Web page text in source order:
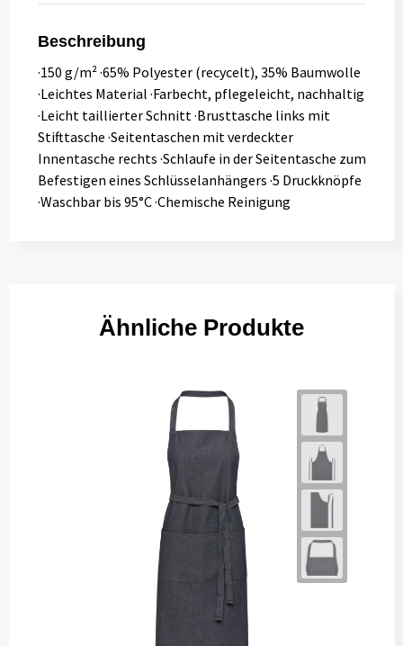
Beschreibung
·150 g/m² ·65% Polyester (recycelt), 35% Baumwolle
·Leichtes Material ·Farbecht, pflegeleicht, nachhaltig
·Leicht taillierter Schnitt ·Brusttasche links mit
Stifttasche ·Seitentaschen mit verdeckter
Innentasche rechts ·Schlaufe in der Seitentasche zum
Befestigen eines Schlüsselanhängers ·5 Druckknöpfe
·Waschbar bis 95°C ·Chemische Reinigung
Ähnliche Produkte